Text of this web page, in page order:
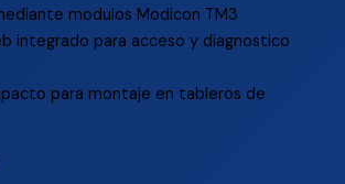
modulos Modicon TM3
integrado para acceso y diagnostico
para montaje en tableros de